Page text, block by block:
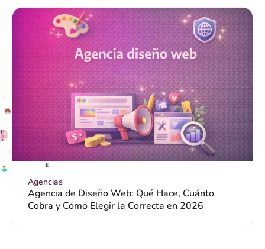
Agencias
Agencia de Diseño Web: Qué Hace, Cuánto
Cobra y Cómo Elegir la Correcta en 2026